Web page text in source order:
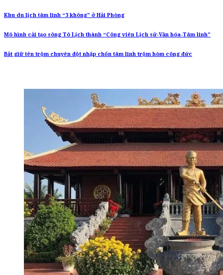
Khu du lịch tâm linh “3 không” ở Hải Phòng
Mô hình cải tạo sông Tô Lịch thành “Công viên Lịch sử-Văn hóa-Tâm linh”
Bắt giữ tên trộm chuyên đột nhập chốn tâm linh trộm hòm công đức